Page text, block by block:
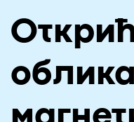
О НАМА
LAT
облика